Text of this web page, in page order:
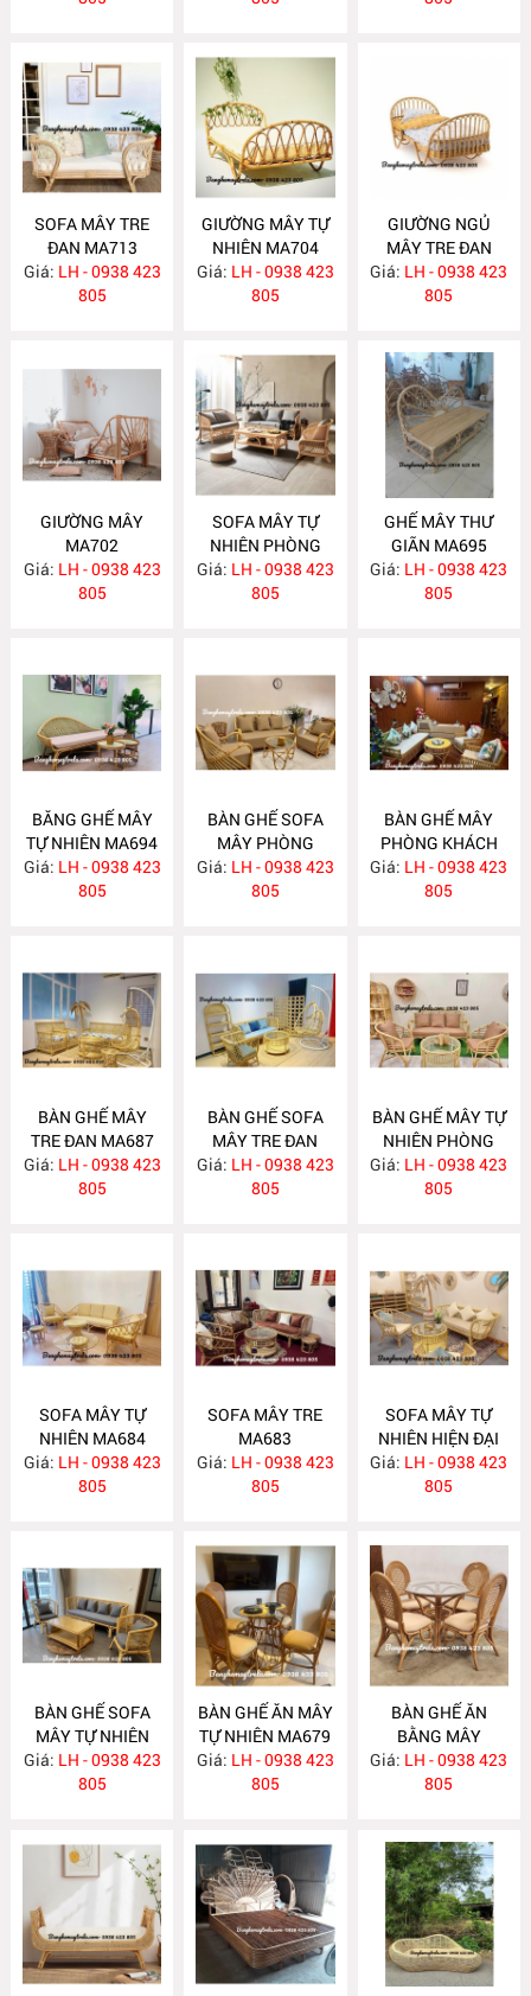
SOFA MÂY TRE
ĐAN MA713
Giá: LH - 0938 423
805
GIƯỜNG MÂY TỰ
NHIÊN MA704
Giá: LH - 0938 423
805
GIƯỜNG NGỦ
MÂY TRE ĐAN
MA703
Giá: LH - 0938 423
805
GIƯỜNG MÂY
MA702
Giá: LH - 0938 423
805
SOFA MÂY TỰ
NHIÊN PHÒNG
KHÁCH MA697
Giá: LH - 0938 423
805
GHẾ MÂY THƯ
GIÃN MA695
Giá: LH - 0938 423
805
BĂNG GHẾ MÂY
TỰ NHIÊN MA694
Giá: LH - 0938 423
805
BÀN GHẾ SOFA
MÂY PHÒNG
KHÁCH MA689
Giá: LH - 0938 423
805
BÀN GHẾ MÂY
PHÒNG KHÁCH
MA688
Giá: LH - 0938 423
805
BÀN GHẾ MÂY
TRE ĐAN MA687
Giá: LH - 0938 423
805
BÀN GHẾ SOFA
MÂY TRE ĐAN
MA686
Giá: LH - 0938 423
805
BÀN GHẾ MÂY TỰ
NHIÊN PHÒNG
KHÁCH MA685
Giá: LH - 0938 423
805
SOFA MÂY TỰ
NHIÊN MA684
Giá: LH - 0938 423
805
SOFA MÂY TRE
MA683
Giá: LH - 0938 423
805
SOFA MÂY TỰ
NHIÊN HIỆN ĐẠI
MA682
Giá: LH - 0938 423
805
BÀN GHẾ SOFA
MÂY TỰ NHIÊN
MA681
Giá: LH - 0938 423
805
BÀN GHẾ ĂN MÂY
TỰ NHIÊN MA679
Giá: LH - 0938 423
805
BÀN GHẾ ĂN
BẰNG MÂY
MA678
Giá: LH - 0938 423
805